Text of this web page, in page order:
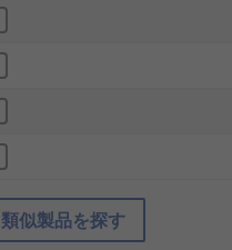
類似製品を探す